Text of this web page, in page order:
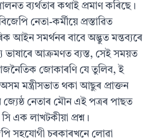
ব্যৰ্থতাৰ কথাই প্ৰমাণ কৰিছে।
নেতা-কৰ্মীয়ে প্ৰস্তাৱিত
আইন সমৰ্থনৰ বাবে অদ্ভুত মন্তব‍্যৰে
ভাষাৰে আক্ৰমণত ব‍্যস্ত, সেই সময়ত
জোকাৰণি যে তুলিব, ই
অসম মন্ত্ৰীসভাত থকা আছুৰ প্ৰাক্তন
নেতাৰ মৌন এই পত্ৰৰ পাছত
এক লাখটকীয়া প্ৰশ্ন।
সহযোগী চৰকাৰখনে লোৱা